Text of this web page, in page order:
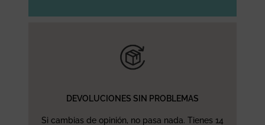
DEVOLUCIONES SIN PROBLEMAS
Si cambias de opinión, no pasa nada. Tienes 14